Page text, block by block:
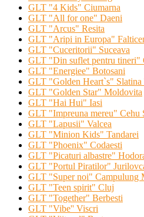
GLT "4 Kids" Ciumarna
GLT "All for one" Daeni
GLT "Arcus" Resita
GLT "Aripi in Europa"
GLT "Cuceritorii" Suceava
GLT "Din suflet pentru tineri"
GLT "Energiee" Botosani
GLT "Golden Heart`s" Slatina
GLT "Golden Star" Moldovita
GLT "Hai Hui" Iasi
GLT "Impreuna mereu" Cehu
GLT "Lapusii" Valcea
GLT "Minion Kids" Tandarei
GLT "Phoenix" Codaesti
GLT "Picaturi albastre"
GLT "Portul Piratilor"
GLT "Super noi" Campulung
GLT "Teen spirit" Cluj
GLT "Together" Berbesti
GLT "Vibe'' Viscri